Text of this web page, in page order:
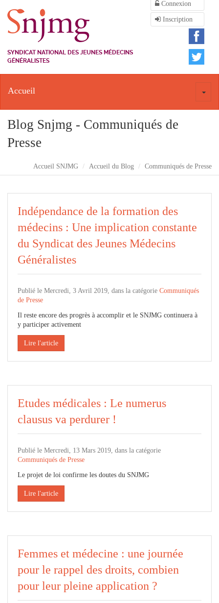
Connexion
Inscription
SYNDICAT NATIONAL DES JEUNES MÉDECINS
GÉNÉRALISTES
Toggle
Accueil
Blog Snjmg - Communiqués de
Presse
Accueil SNJMG Accueil du Blog Communiqués de Presse
Indépendance de la formation des
médecins : Une implication constante
du Syndicat des Jeunes Médecins
Généralistes
Publié le Mercredi, 3 Avril 2019, dans la catégorie Communiqués
de Presse
Il reste encore des progrès à accomplir et le SNJMG continuera à
y participer activement
Lire l'article
Etudes médicales : Le numerus
clausus va perdurer !
Publié le Mercredi, 13 Mars 2019, dans la catégorie
Communiqués de Presse
Le projet de loi confirme les doutes du SNJMG
Lire l'article
Femmes et médecine : une journée
pour le rappel des droits, combien
pour leur pleine application ?